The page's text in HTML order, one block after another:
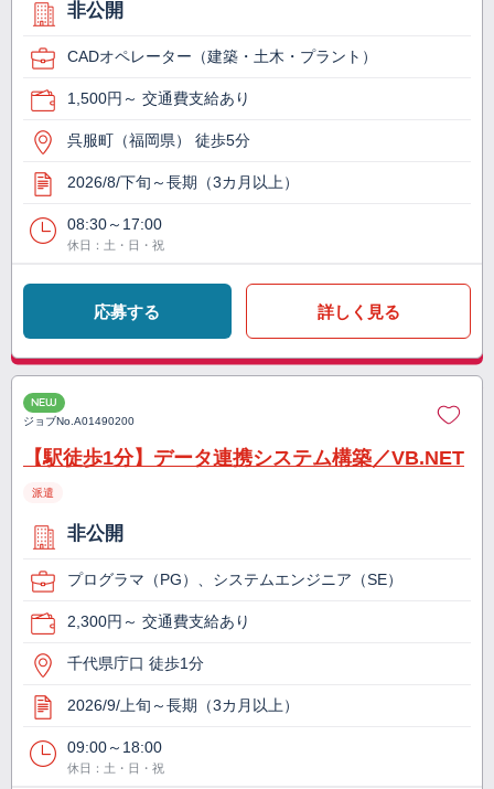
非公開
CADオペレーター（建築・土木・プラント）
1,500円～ 交通費支給あり
呉服町（福岡県） 徒歩5分
2026/8/下旬～長期（3カ月以上）
08:30～17:00
休日：土・日・祝
応募する 詳しく見る
NEW
ジョブNo.A01490200
【駅徒歩1分】データ連携システム構築／VB.NET
派遣
非公開
プログラマ（PG）、システムエンジニア（SE）
2,300円～ 交通費支給あり
千代県庁口 徒歩1分
2026/9/上旬～長期（3カ月以上）
09:00～18:00
休日：土・日・祝